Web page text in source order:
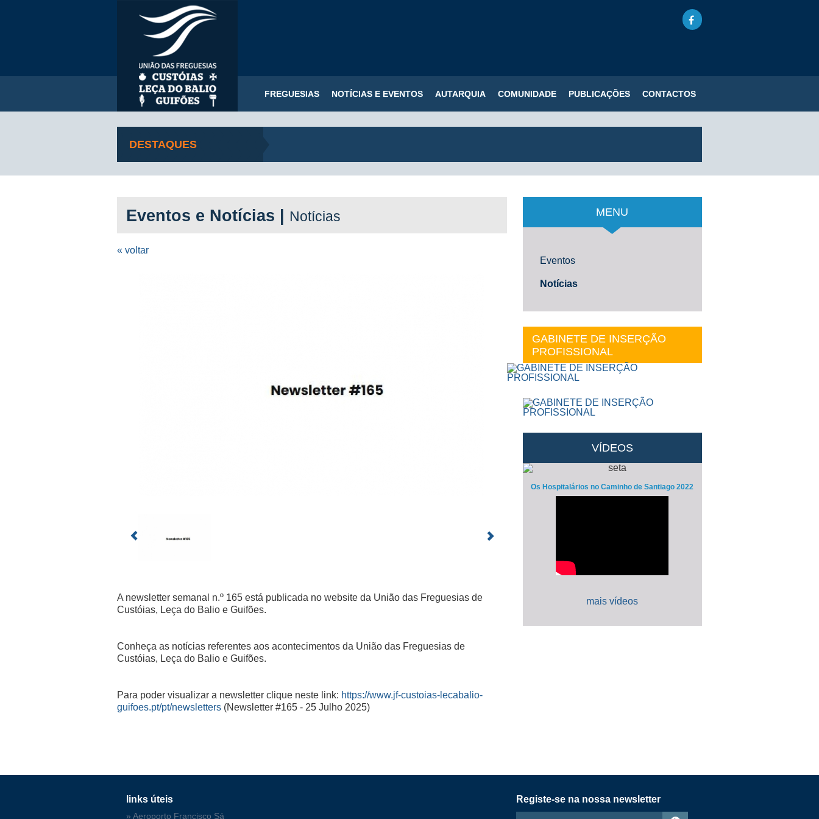
FREGUESIAS NOTÍCIAS E EVENTOS AUTARQUIA COMUNIDADE PUBLICAÇÕES CONTACTOS
DESTAQUES
Eventos e Notícias | Notícias
« voltar
A newsletter semanal n.º 165 está publicada no website da União das Freguesias de
Custóias, Leça do Balio e Guifões.
Conheça as notícias referentes aos acontecimentos da União das Freguesias de
Custóias, Leça do Balio e Guifões.
Para poder visualizar a newsletter clique neste link: https://www.jf-custoias-lecabalio-
guifoes.pt/pt/newsletters (Newsletter #165 - 25 Julho 2025)
MENU
Eventos
Notícias
GABINETE DE INSERÇÃO
PROFISSIONAL
VÍDEOS
Os Hospitalários no Caminho de Santiago 2022
mais vídeos
links úteis
» Aeroporto Francisco Sá
Registe-se na nossa newsletter